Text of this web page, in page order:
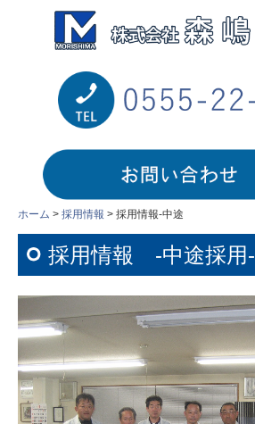
会社案内
サービス案内
施工実績
採用情報
採用情報-中途-（営業職）
採用情報-中途-（内装仕上げ工）
採用情報-新卒
ホーム 採用情報 採用情報-中途
採用情報 -中途採用-